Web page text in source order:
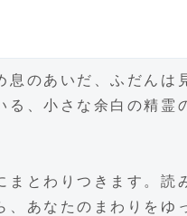
のあいだ、ふだんは
、小さな余白の精霊
とわりつきます。読
あなたのまわりをゆ